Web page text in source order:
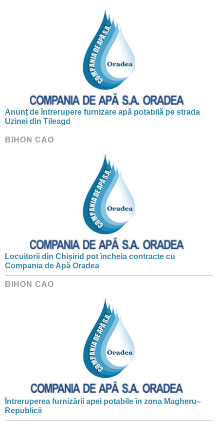
Anunț de întrerupere furnizare apă potabilă pe strada
Uzinei din Tileagd
BIHON CAO
Locuitorii din Chișirid pot încheia contracte cu
Compania de Apă Oradea
BIHON CAO
Întreruperea furnizării apei potabile în zona Magheru–
Republicii